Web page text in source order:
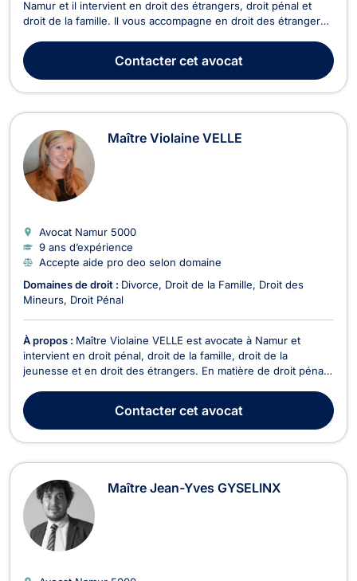
Namur et il intervient en droit des étrangers, droit pénal et
droit de la famille. Il vous accompagne en droit des étrangers
affaires de recours contre les mesures de reconduite à la
frontière, l'obtention de VISA, les dem...
Contactercet avocat
Maître Violaine VELLE
Avocat Namur 5000
9 ans d’expérience
Accepte aide pro deo selon domaine
Domaines de droit : Divorce Droit de la Famille
Droit des
Mineurs Droit Pénal
À propos : Maître Violaine VELLE est avocate à Namur et
intervient en droit pénal, droit de la famille, droit de la
jeunesse et en droit des étrangers. En matière de droit pénal,
contraventionnelles ou délictuelles ainsi que pour des faits de
dépôt de plainte, détention préventive et com...
Contactercet avocat
Maître Jean-Yves GYSELINX